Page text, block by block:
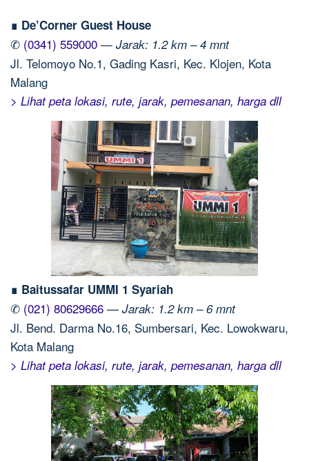
∎ De’Corner Guest House
✆ (0341) 559000 — Jarak: 1.2 km – 4 mnt
Jl. Telomoyo No.1, Gading Kasri, Kec. Klojen, Kota
Malang
> Lihat peta lokasi, rute, jarak, pemesanan, harga dll
∎ Baitussafar UMMI 1 Syariah
✆ (021) 80629666 — Jarak: 1.2 km – 6 mnt
Jl. Bend. Darma No.16, Sumbersari, Kec. Lowokwaru,
Kota Malang
> Lihat peta lokasi, rute, jarak, pemesanan, harga dll